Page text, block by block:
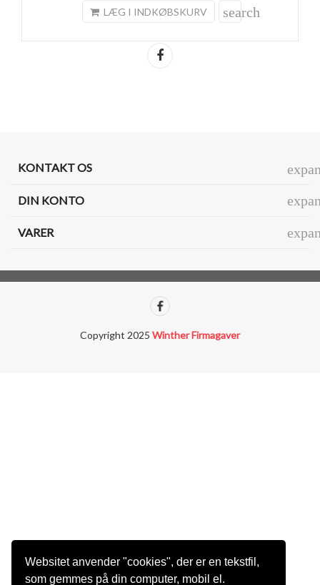
Websitet anvender "cookies", der er en tekstfil,
som gemmes på din computer, mobil el.
LÆG I INDKØBSKURV search
KONTAKT OS
DIN KONTO
VARER
Copyright 2025 Winther Firmagaver